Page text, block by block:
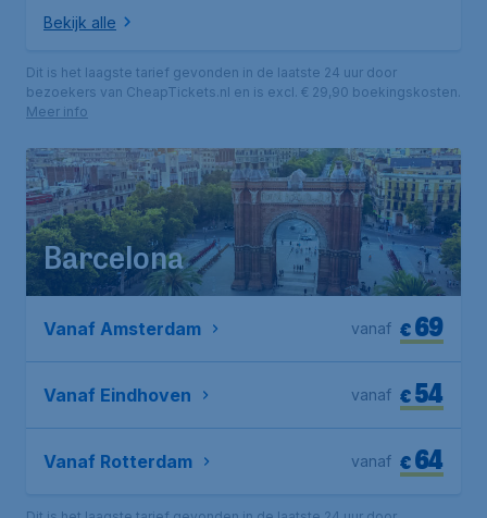
Bekijk alle
Dit is het laagste tarief gevonden in de laatste 24 uur door
bezoekers van CheapTickets.nl en is excl. € 29,90 boekingskosten.
Meer info
Barcelona
Vanaf Amsterdam €69
vanaf
Vanaf Eindhoven €54
vanaf
Vanaf Rotterdam €64
vanaf